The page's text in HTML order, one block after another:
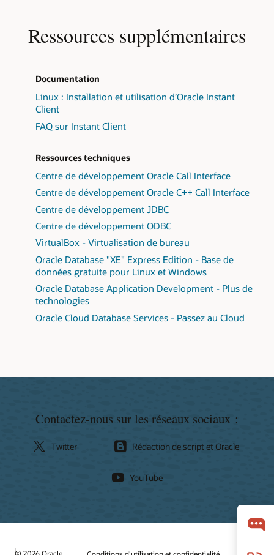
Ressources supplémentaires
Documentation
Linux : Installation et utilisation d’Oracle Instant
Client
FAQ sur Instant Client
Ressources techniques
Centre de développement Oracle Call Interface
Centre de développement Oracle C++ Call Interface
Centre de développement JDBC
Centre de développement ODBC
VirtualBox - Virtualisation de bureau
Oracle Database "XE" Express Edition - Base de
données gratuite pour Linux et Windows
Oracle Database Application Development - Plus de
technologies
Oracle Cloud Database Services - Passez au Cloud
Contactez-nous sur les réseaux sociaux :
Twitter Rédaction de script et Oracle
YouTube